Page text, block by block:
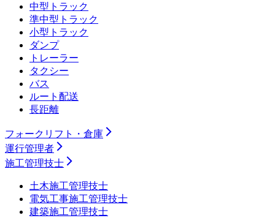
中型トラック
準中型トラック
小型トラック
ダンプ
トレーラー
タクシー
バス
ルート配送
長距離
フォークリフト・倉庫
運行管理者
施工管理技士
土木施工管理技士
電気工事施工管理技士
建築施工管理技士